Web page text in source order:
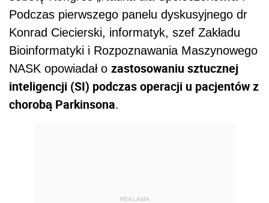
Podczas pierwszego panelu dyskusyjnego dr
Konrad Ciecierski, informatyk, szef Zakładu
Bioinformatyki i Rozpoznawania Maszynowego
NASK opowiadał o zastosowaniu sztucznej
inteligencji (SI) podczas operacji u pacjentów z
chorobą Parkinsona.
REKLAMA